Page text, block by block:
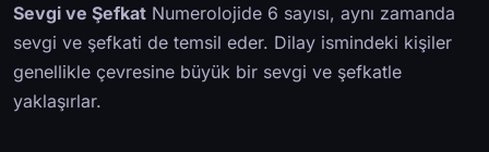
Sevgi ve Şefkat Numerolojide 6 sayısı, aynı zamanda
sevgi ve şefkati de temsil eder. Dilay ismindeki kişiler
genellikle çevresine büyük bir sevgi ve şefkatle
yaklaşırlar.